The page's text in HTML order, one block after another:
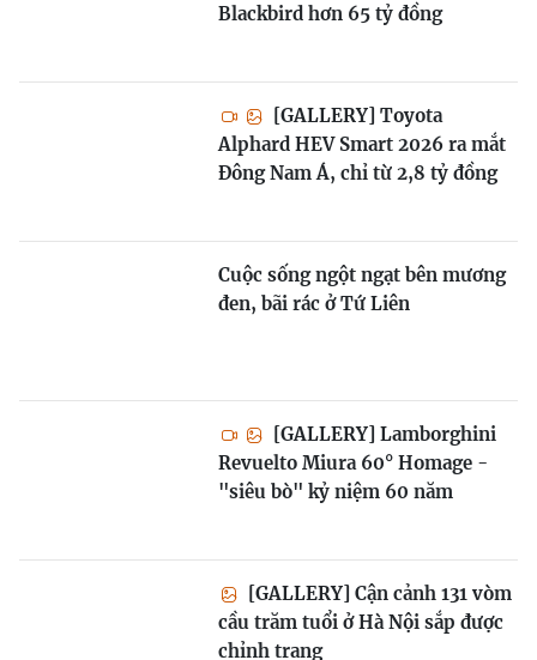
Blackbird hơn 65 tỷ đồng
[GALLERY] Toyota
Alphard HEV Smart 2026 ra mắt
Đông Nam Á, chỉ từ 2,8 tỷ đồng
Cuộc sống ngột ngạt bên mương
đen, bãi rác ở Tứ Liên
[GALLERY] Lamborghini
Revuelto Miura 60° Homage -
"siêu bò" kỷ niệm 60 năm
[GALLERY] Cận cảnh 131 vòm
cầu trăm tuổi ở Hà Nội sắp được
chỉnh trang